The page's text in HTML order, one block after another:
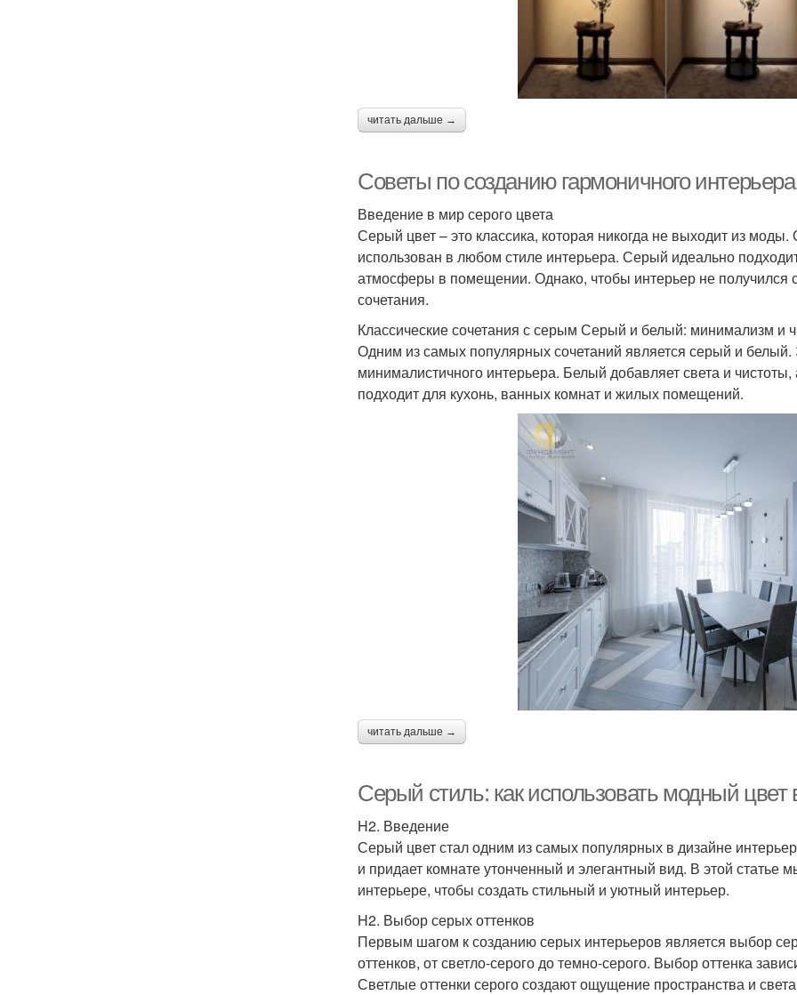
читать дальше →
Советы по созданию гармоничного
Введение в мир серого цвета
Серый цвет – это классика, которая никогда не выходит из
использован в любом стиле интерьера. Серый идеально
атмосферы в помещении. Однако, чтобы интерьер не получился
сочетания.
Классические сочетания с серым Серый и белый: минимализм и
Одним из самых популярных сочетаний является серый и
минималистичного интерьера. Белый добавляет света и
подходит для кухонь, ванных комнат и жилых помещений.
читать дальше →
Серый стиль: как использовать модный цвет
H2. Введение
Серый цвет стал одним из самых популярных в дизайне
и придает комнате утонченный и элегантный вид. В этой статье
интерьере, чтобы создать стильный и уютный интерьер.
H2. Выбор серых оттенков
Первым шагом к созданию серых интерьеров является выбор
оттенков, от светло-серого до темно-серого. Выбор оттенка
Светлые оттенки серого создают ощущение пространства и